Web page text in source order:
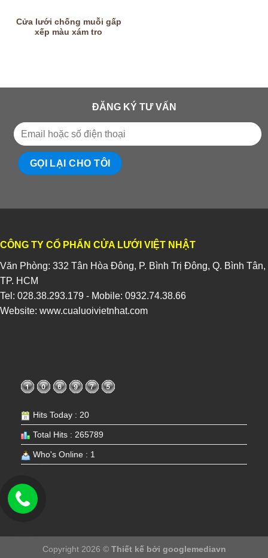
Cửa lưới chống muỗi gấp
xếp màu xám tro
ĐĂNG KÝ TƯ VẤN
CÔNG TY CỔ PHẨN CỬA LƯỚI VIỆT NHẬT
Văn Phòng: 332 Tân Hòa Đông, P. Bình Trị Đông, Q. Bình Tân,
TP. HCM
Tel: 028.38.293.179 - Mobile: 0932.74.38.66
Website: www.cualuoivietnhat.com
Hits Today : 20
Total Hits : 265789
Who's Online : 1
Copyright 2026 © Thiết kế bởi googlemediavn